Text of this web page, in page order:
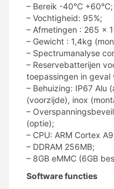
– Bereik -40°C +60°C;
– Vochtigheid: 95%;
– Afmetingen : 265 x
– Gewicht : 1,4kg
– Spectrumanalyse
– Reservebatterijen
toepassingen in geval
– Behuizing: IP67 Alu
(voorzijde), inox
–
(optie);
– CPU: ARM Cortex
– DDRAM 256MB;
– 8GB eMMC (6GB
Software functies